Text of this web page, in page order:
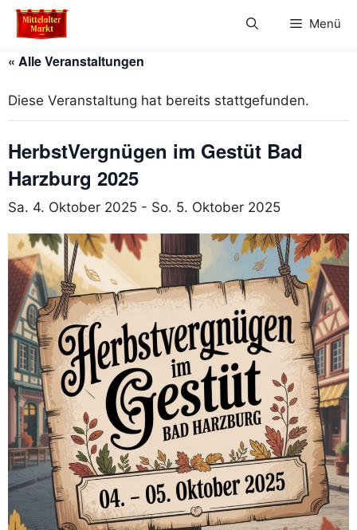
Zum
Inhalt
Menü
« Alle Veranstaltungen
Diese Veranstaltung hat bereits stattgefunden.
HerbstVergnügen im Gestüt Bad
Harzburg 2025
Sa. 4. Oktober 2025 - So. 5. Oktober 2025